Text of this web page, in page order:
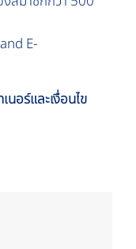
E-
อร์และเงื่อนไข